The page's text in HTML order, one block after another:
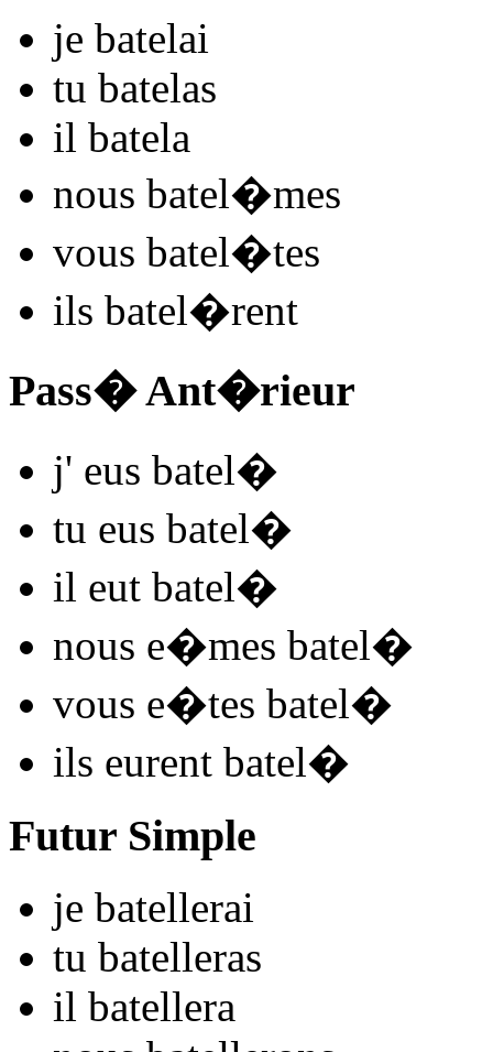
je batelai
tu batelas
il batela
nous batel�mes
vous batel�tes
ils batel�rent
Pass� Ant�rieur
j' eus batel�
tu eus batel�
il eut batel�
nous e�mes batel�
vous e�tes batel�
ils eurent batel�
Futur Simple
je batellerai
tu batelleras
il batellera